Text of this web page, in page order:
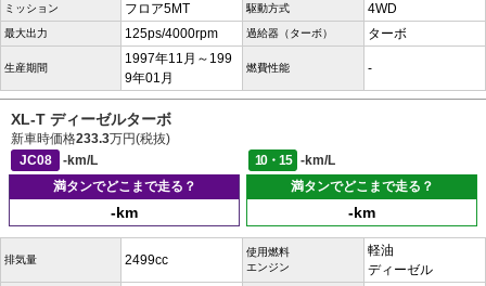
ミッション フロア5MT 駆動方式 4WD
最大出力 125ps/4000rpm 過給器（ターボ） ターボ
生産期間
1997年11月～199
9年01月
燃費性能 -
XL-T ディーゼルターボ
新車時価格233.3万円(税抜)
JC08
-km/L 10・15
-km/L
満タンでどこまで走る？
-km
満タンでどこまで走る？
-km
排気量 2499cc
使用燃料
エンジン
軽油
ディーゼル